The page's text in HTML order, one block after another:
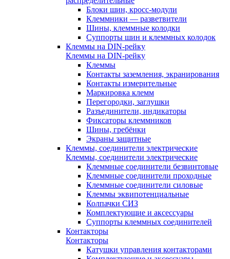
Блоки шин, кросс-модули
Клеммники — разветвители
Шины, клеммные колодки
Суппорты шин и клеммных колодок
Клеммы на DIN-рейку
Клеммы на DIN-рейку
Клеммы
Контакты заземления, экранирования
Контакты измерительные
Маркировка клемм
Перегородки, заглушки
Разъединители, индикаторы
Фиксаторы клеммников
Шины, гребёнки
Экраны защитные
Клеммы, соединители электрические
Клеммы, соединители электрические
Клеммные соединители безвинтовые
Клеммные соединители проходные
Клеммные соединители силовые
Клеммы эквипотенциальные
Колпачки СИЗ
Комплектующие и аксессуары
Суппорты клеммных соединителей
Контакторы
Контакторы
Катушки управления контакторами